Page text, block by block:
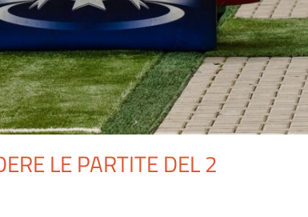
LE PARTITE DEL 2